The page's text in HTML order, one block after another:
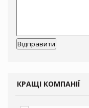
КРАЩІ КОМПАНІЇ